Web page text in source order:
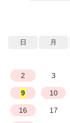
日 月
2 3
9 10
16 17